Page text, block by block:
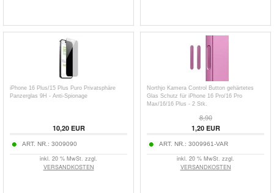
iPhone 16 Plus/15 Plus Puro Privatsphäre
Panzerglas 9H - Anti-Spionage
10,20EUR
ART. NR.: 3009090
inkl. 20 % MwSt. zzgl.
VERSANDKOSTEN
Northjo Kamera Control Button gehärtetes
Glas Schutz für iPhone 16 Pro/16 Pro
Max/16/16 Plus - 2 Stk.
8,90
1,20EUR
ART. NR.: 3009961-VAR
inkl. 20 % MwSt. zzgl.
VERSANDKOSTEN